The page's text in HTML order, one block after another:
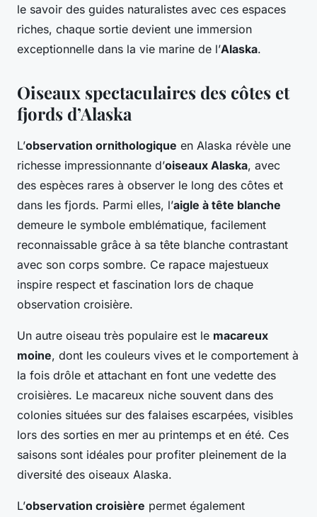
le savoir des guides naturalistes avec ces espaces
riches, chaque sortie devient une immersion
exceptionnelle dans la vie marine de l’Alaska.
Oiseaux spectaculaires des côtes et
fjords d’Alaska
L’observation ornithologique en Alaska révèle une
richesse impressionnante d’oiseaux Alaska, avec
des espèces rares à observer le long des côtes et
dans les fjords. Parmi elles, l’aigle à tête blanche
demeure le symbole emblématique, facilement
reconnaissable grâce à sa tête blanche contrastant
avec son corps sombre. Ce rapace majestueux
inspire respect et fascination lors de chaque
observation croisière.
Un autre oiseau très populaire est le macareux
moine, dont les couleurs vives et le comportement à
la fois drôle et attachant en font une vedette des
croisières. Le macareux niche souvent dans des
colonies situées sur des falaises escarpées, visibles
lors des sorties en mer au printemps et en été. Ces
saisons sont idéales pour profiter pleinement de la
diversité des oiseaux Alaska.
L’observation croisière permet également